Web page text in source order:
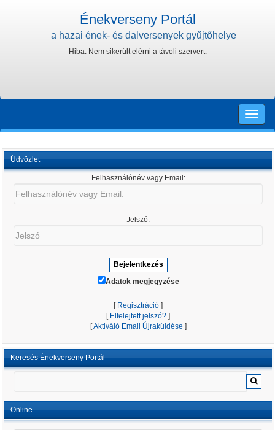
Énekverseny Portál
a hazai ének- és dalversenyek gyűjtőhelye
Hiba: Nem sikerült elérni a távoli szervert.
Toggle
Üdvözlet
Felhasználónév vagy Email:
Jelszó:
Adatok megjegyzése
[ Regisztráció ]
[ Elfelejtett jelszó? ]
[Aktiváló Email Újraküldése ]
Keresés Énekverseny Portál
Online